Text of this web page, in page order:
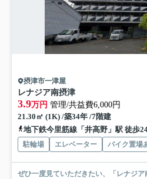
摂津市一津屋
レナジア南摂津
3.9万円 管理/共益費6,000円
21.30㎡ (1K) /築34年 /7階建
地下鉄今里筋線「井高野」駅 徒歩
駐輪場 エレベーター バイク置場
ぜひ一度見ていただきたい、「レナジ